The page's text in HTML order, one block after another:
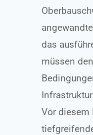
das
müssen
Vor diesem